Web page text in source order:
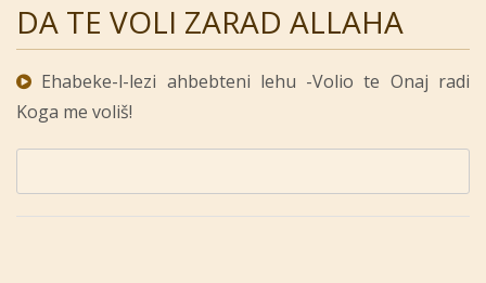
DA TE VOLI ZARAD ALLAHA
Ehabeke-l-lezi ahbebteni lehu -Volio te Onaj radi
Koga me voliš!